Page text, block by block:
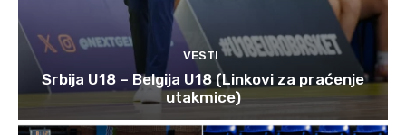
VESTI
Srbija U18 – Belgija U18 (Linkovi za praćenje
utakmice)